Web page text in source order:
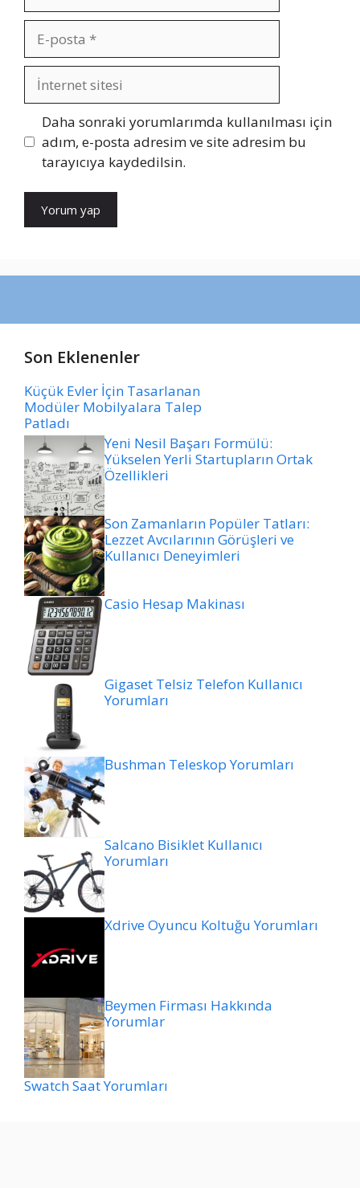
posta
İnternet
sitesi
Daha sonraki yorumlarımda kullanılması için
adım, e-posta adresim ve site adresim bu
tarayıcıya kaydedilsin.
Son Eklenenler
Küçük Evler İçin Tasarlanan
Modüler Mobilyalara Talep
Patladı
Yeni Nesil Başarı Formülü:
Yükselen Yerli Startupların Ortak
Özellikleri
Son Zamanların Popüler Tatları:
Lezzet Avcılarının Görüşleri ve
Kullanıcı Deneyimleri
Casio Hesap Makinası
Gigaset Telsiz Telefon Kullanıcı
Yorumları
Bushman Teleskop Yorumları
Salcano Bisiklet Kullanıcı
Yorumları
Xdrive Oyuncu Koltuğu Yorumları
Beymen Firması Hakkında
Yorumlar
Swatch Saat Yorumları